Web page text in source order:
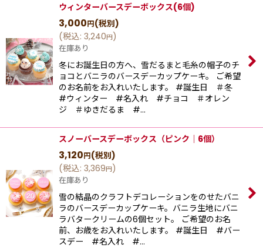
ウィンターバースデーボックス(6個)
3,000円(税別)
(税込: 3,240円)
在庫あり
冬にお誕生日の方へ、雪だるまと毛糸の帽子のチ
ョコとバニラのバースデーカップケーキ。 ご希望
のお名前をお入れいたします。 #誕生日 ＃冬
#ウィンター #名入れ #チョコ ＃オレン
ジ ＃ゆきだるま #…
スノーバースデーボックス（ピンク｜6個）
3,120円(税別)
(税込: 3,369円)
在庫あり
雪の結晶のクラフトデコレーションをのせたバニ
ラのバースデーカップケーキ。バニラ生地にバニ
ラバタークリームの6個セット。 ご希望のお名
前、お歳をお入れいたします。 #誕生日 #バー
スデー #名入れ #…